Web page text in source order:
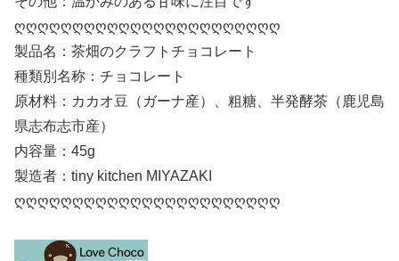
ღღღღღღღღღღღღღღღღღღღღღღღ
製品名：茶畑のクラフトチョコレート
種類別名称：チョコレート
原材料：カカオ豆（ガーナ産）、粗糖、半発酵茶（鹿児島
県志布志市産）
内容量：45g
製造者：tiny kitchen MIYAZAKI
ღღღღღღღღღღღღღღღღღღღღღღღ